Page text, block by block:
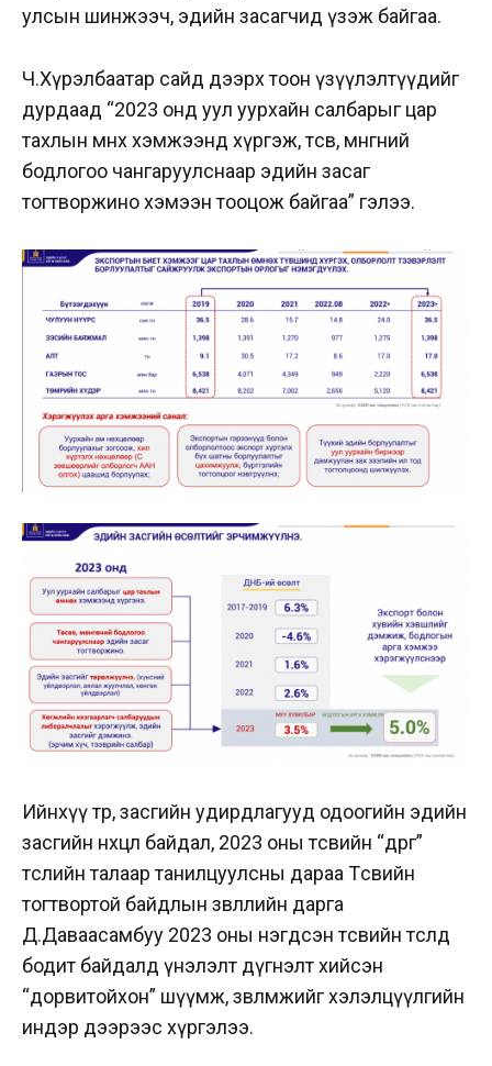
улсын шинжээч, эдийн засагчид үзэж байгаа.
Ч.Хүрэлбаатар сайд дээрх тоон үзүүлэлтүүдийг
дурдаад “2023 онд уул уурхайн салбарыг цар
тахлын өмнөх хэмжээнд хүргэж, төсөв, мөнгөний
бодлогоо чангаруулснаар эдийн засаг
тогтворжино хэмээн тооцож байгаа” гэлээ.
Ийнхүү төр, засгийн удирдлагууд одоогийн эдийн
засгийн нөхцөл байдал, 2023 оны төсвийн “өөдрөг”
төслийн талаар танилцуулсны дараа Төсвийн
тогтвортой байдлын зөвлөлийн дарга
Д.Даваасамбуу 2023 оны нэгдсэн төсвийн төсөлд
бодит байдалд үнэлэлт дүгнэлт хийсэн
“дорвитойхон” шүүмж, зөвлөмжийг хэлэлцүүлгийн
индэр дээрээс хүргэлээ.